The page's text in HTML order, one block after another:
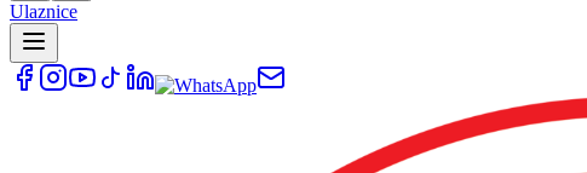
Ulaznice